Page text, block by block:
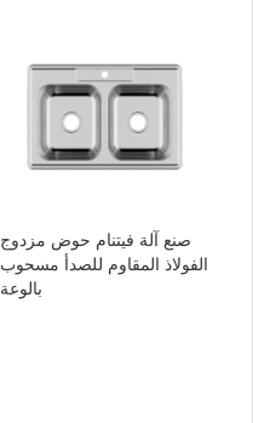
صنع آلة فيتنام حوض مزدوج
الفولاذ المقاوم للصدأ مسحوب
بالوعة